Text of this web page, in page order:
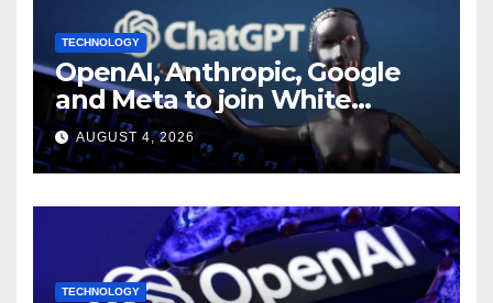
TECHNOLOGY
OpenAI, Anthropic, Google
and Meta to join White
House AI security meeting
AUGUST 4, 2026
TECHNOLOGY